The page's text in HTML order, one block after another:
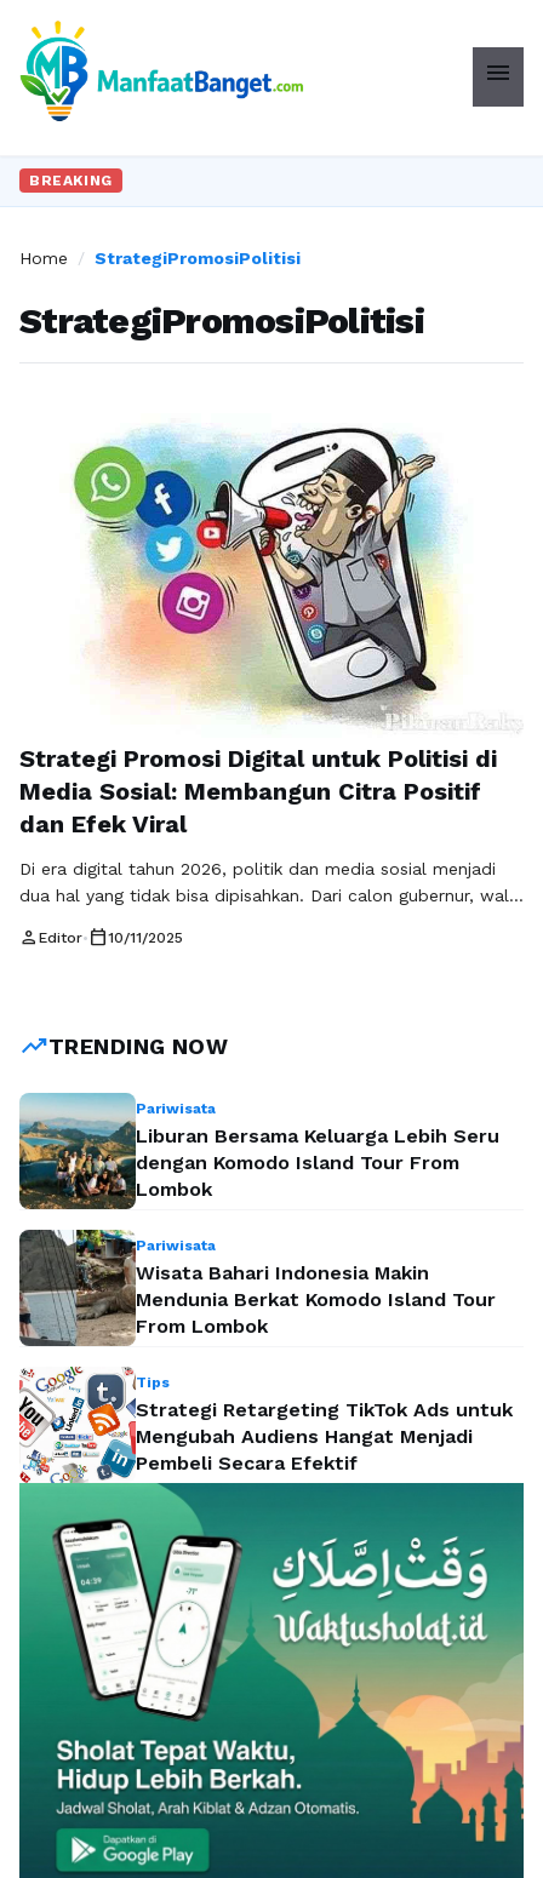
menu
BREAKING
Home / StrategiPromosiPolitisi
StrategiPromosiPolitisi
Strategi Promosi Digital untuk Politisi di
Media Sosial: Membangun Citra Positif
dan Efek Viral
Di era digital tahun 2026, politik dan media sosial menjadi
dua hal yang tidak bisa dipisahkan. Dari calon gubernur, wali
di panggung debat atau baliho di jalan, tetapi juga di dunia
person Editor• calendar_today10/11/2025
trending_upTRENDING NOW
Pariwisata
Liburan Bersama Keluarga Lebih Seru
dengan Komodo Island Tour From
Lombok
Pariwisata
Wisata Bahari Indonesia Makin
Mendunia Berkat Komodo Island Tour
From Lombok
Tips
Strategi Retargeting TikTok Ads untuk
Mengubah Audiens Hangat Menjadi
Pembeli Secara Efektif